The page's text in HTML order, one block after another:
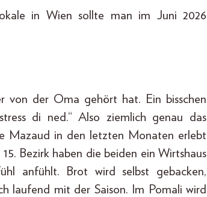
in Wien sollte man im Juni 2026
von der Oma gehört hat. Ein bisschen
di ned.“ Also ziemlich genau das
Mazaud in den letzten Monaten erlebt
Bezirk haben die beiden ein Wirtshaus
anfühlt. Brot wird selbst gebacken,
laufend mit der Saison. Im Pomali wird